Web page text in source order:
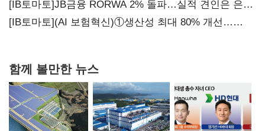
[IB토마토]JB금융 RORWA 2% 돌파…실적 견인은 은행
아닌 캐피탈
[IB토마토](AI 보험혁신)①생산성 최대 80% 개선…
함께 볼만한 뉴스